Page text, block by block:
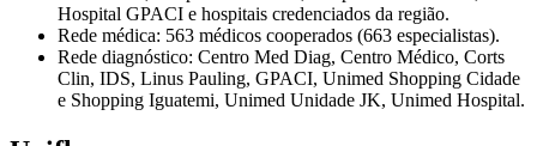
Hospital GPACI e hospitais credenciados da região.
Rede médica: 563 médicos cooperados (663 especialistas).
Rede diagnóstico: Centro Med Diag, Centro Médico, Corts
Clin, IDS, Linus Pauling, GPACI, Unimed Shopping Cidade
e Shopping Iguatemi, Unimed Unidade JK, Unimed Hospital.